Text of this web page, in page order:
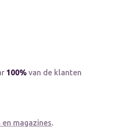
100% van de klanten
en magazines.